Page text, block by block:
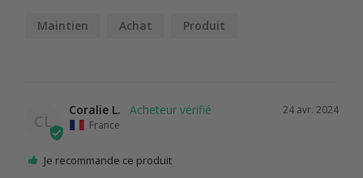
Maintien Achat Produit
CL
24 avr. 2024
Coralie L.
France
Je recommande ce produit